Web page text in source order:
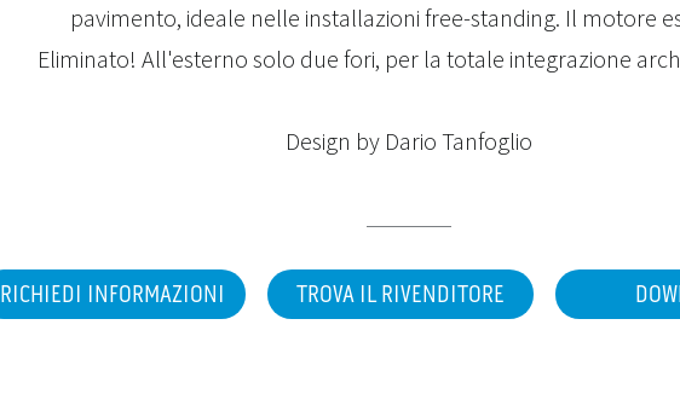
pavimento, ideale nelle installazioni free-standing. Il motore
Eliminato! All'esterno solo due fori, per la totale integrazione
Design by Dario Tanfoglio
RICHIEDI INFORMAZIONI TROVA IL RIVENDITORE